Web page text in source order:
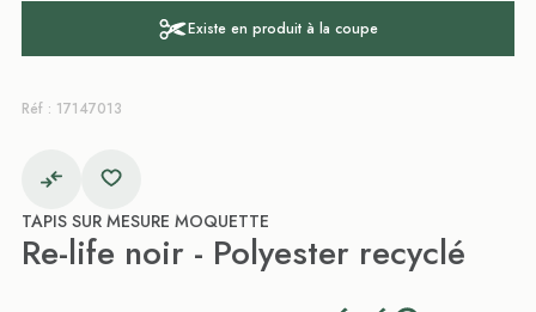
Existe en produit à la coupe
Réf : 17147013
TAPIS SUR MESURE MOQUETTE
Re-life noir - Polyester recyclé